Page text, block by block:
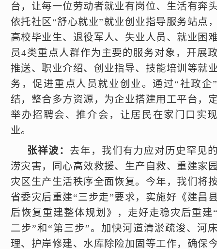
台，让每一位劳动者就业有岗位、生活有奔
依托社区“舒心就业”就业创业指导服务站点
高校毕业生、退役军人、失业人员、就业困
员4类重点人群作为主要的服务对象，开展
推送、职业介绍、创业指导、技能培训等就
务，促进重点人员就业创业。通过“社政企
结，整合多方资源，为企业搭建用工平台，
举办招聘会、推介会，让居民在家门口实
业。
张祥波： 去年，我们有力应对历史罕见
涝灾害，同心高效救援、生产自救、重建家
灾区生产生活秩序全面恢复。今年，我们将
省委灾后重建“三步走”要求，实施好《建昌
后恢复重建整体规划》，走好走稳灾后重建
二步”和“第三步”。加快河道清淤疏浚、河
理、护岸修建、水库除险加固等工作，确保